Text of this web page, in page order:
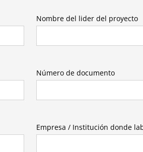
Nombre del lider del proyecto
Número de documento
Empresa / Institución donde